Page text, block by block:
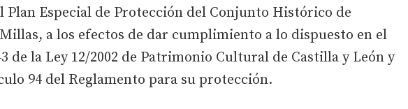
Plan Especial de Protección del Conjunto Histórico de
a los efectos de dar cumplimiento a lo dispuesto en el
de la Ley 12/2002 de Patrimonio Cultural de Castilla y León y
94 del Reglamento para su protección.